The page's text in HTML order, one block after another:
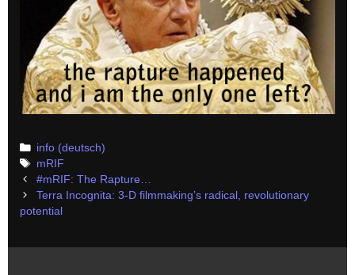
Categories
info (deutsch)
Tags
mRIF
Post
navigation
#mRIF: The Rapture…
Terra Incognita: 3-D filmmaking’s radical, revolutionary
potential